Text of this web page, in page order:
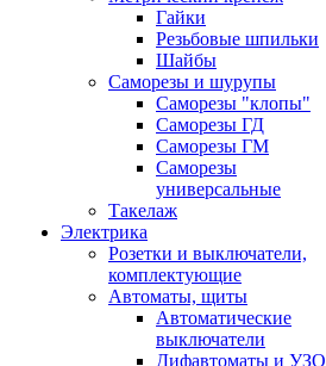
Гайки
Резьбовые шпильки
Шайбы
Саморезы и шурупы
Саморезы "клопы"
Саморезы ГД
Саморезы ГМ
Саморезы
универсальные
Такелаж
Электрика
Розетки и выключатели,
комплектующие
Автоматы, щиты
Автоматические
выключатели
Дифавтоматы и УЗО